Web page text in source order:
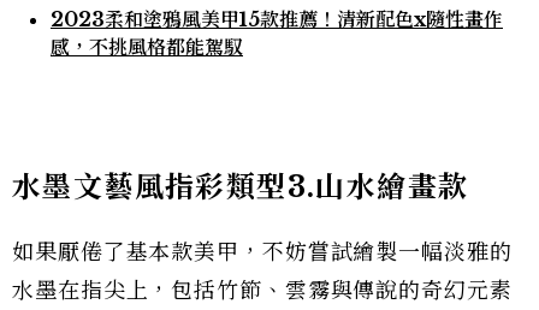
2023柔和塗鴉風美甲15款推薦！清新配色x隨性畫作
感，不挑風格都能駕馭
水墨文藝風指彩類型3.山水繪畫款
如果厭倦了基本款美甲，不妨嘗試繪製一幅淡雅的
水墨在指尖上，包括竹節、雲霧與傳說的奇幻元素